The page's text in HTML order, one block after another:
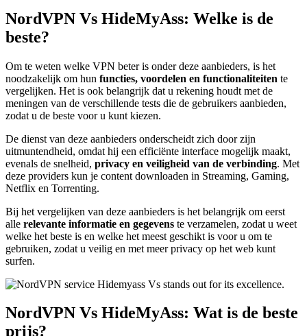
NordVPN Vs HideMyAss: Welke is de
beste?
Om te weten welke VPN beter is onder deze aanbieders, is het
noodzakelijk om hun functies, voordelen en functionaliteiten te
vergelijken. Het is ook belangrijk dat u rekening houdt met de
meningen van de verschillende tests die de gebruikers aanbieden,
zodat u de beste voor u kunt kiezen.
De dienst van deze aanbieders onderscheidt zich door zijn
uitmuntendheid, omdat hij een efficiënte interface mogelijk maakt,
evenals de snelheid, privacy en veiligheid van de verbinding. Met
deze providers kun je content downloaden in Streaming, Gaming,
Netflix en Torrenting.
Bij het vergelijken van deze aanbieders is het belangrijk om eerst
alle relevante informatie en gegevens te verzamelen, zodat u weet
welke het beste is en welke het meest geschikt is voor u om te
gebruiken, zodat u veilig en met meer privacy op het web kunt
surfen.
NordVPN Vs HideMyAss: Wat is de beste
prijs?